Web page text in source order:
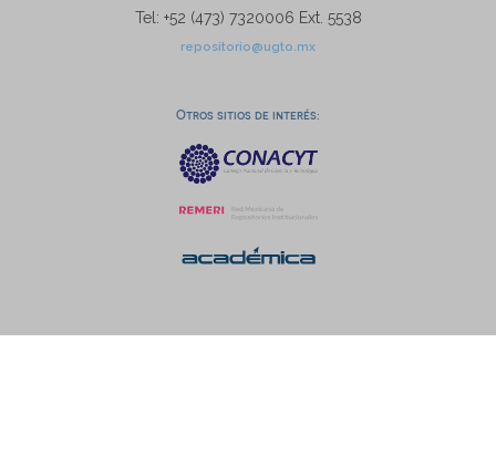
Tel: +52 (473) 7320006 Ext. 5538
repositorio@ugto.mx
Otros sitios de interés: